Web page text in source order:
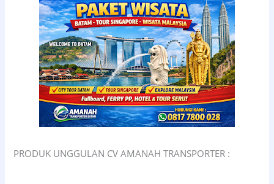
PRODUK UNGGULAN CV AMANAH TRANSPORTER :